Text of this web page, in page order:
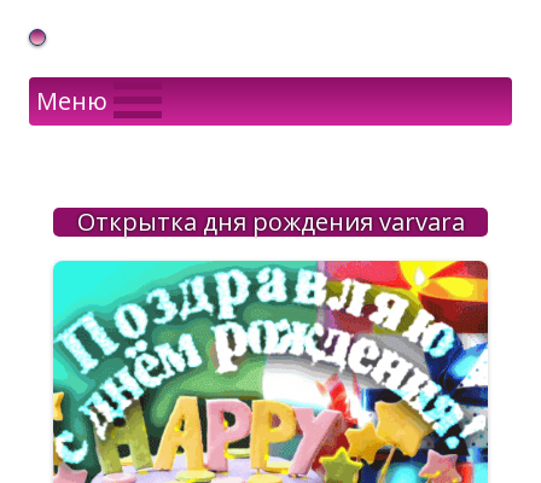
Gif Открытки в подарок
Меню
Открытка дня рождения varvara